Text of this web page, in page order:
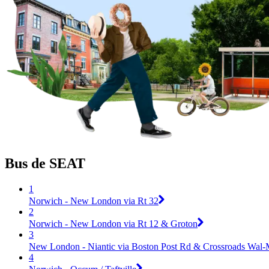
Bus de SEAT
1
Norwich - New London via Rt 32
2
Norwich - New London via Rt 12 & Groton
3
New London - Niantic via Boston Post Rd & Crossroads Wal-
4